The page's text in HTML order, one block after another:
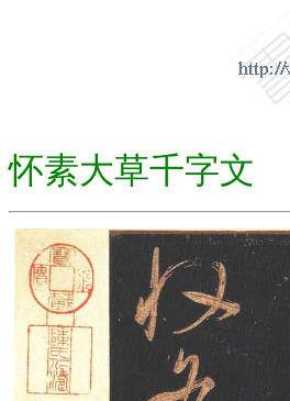
怀素大草千字文